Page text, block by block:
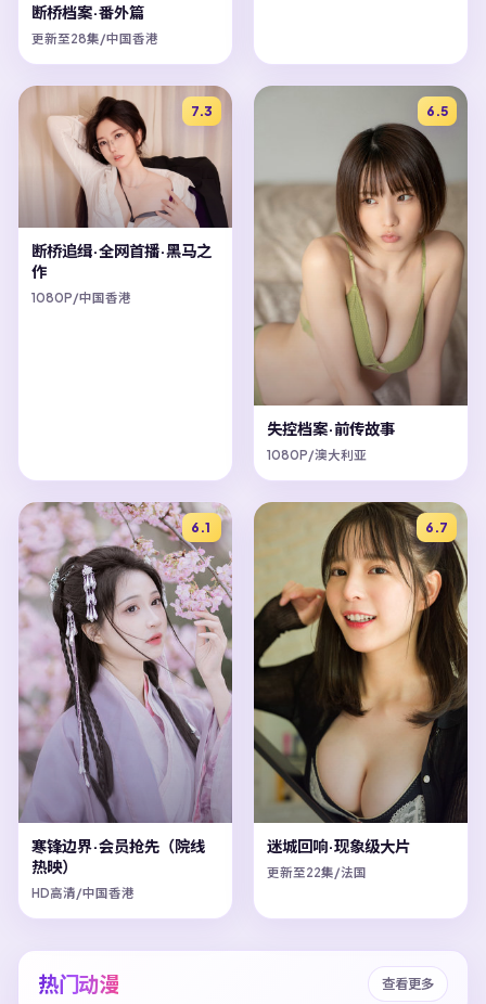
断桥档案·番外篇
更新至28集/中国香港
7.3
断桥追缉·全网首播·黑马之
作
1080P/中国香港
6.5
失控档案·前传故事
1080P/澳大利亚
6.1
寒锋边界·会员抢先（院线
热映）
HD高清/中国香港
6.7
迷城回响·现象级大片
更新至22集/法国
热门动漫 查看更多